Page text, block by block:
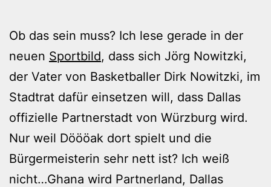
Ob das sein muss? Ich lese gerade in der
neuen Sportbild, dass sich Jörg Nowitzki,
der Vater von Basketballer Dirk Nowitzki, im
Stadtrat dafür einsetzen will, dass Dallas
offizielle Partnerstadt von Würzburg wird.
Nur weil Döööak dort spielt und die
Bürgermeisterin sehr nett ist? Ich weiß
nicht…Ghana wird Partnerland, Dallas